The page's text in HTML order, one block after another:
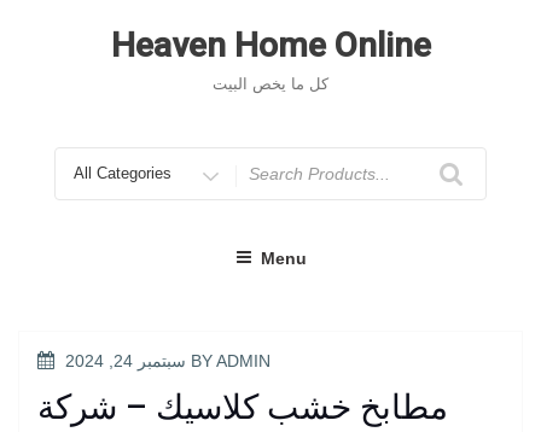
Heaven Home Online
كل ما يخص البيت
for
Menu
POSTED
سبتمبر 24, 2024 BYADMIN
مطابخ خشب كلاسيك – شركة